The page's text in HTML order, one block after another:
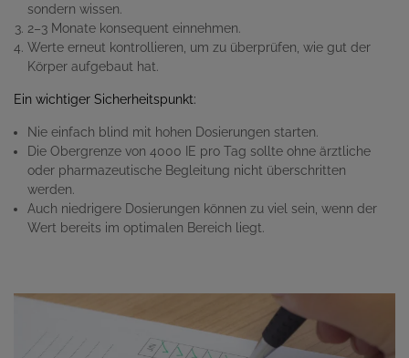
sondern wissen.
2–3 Monate konsequent einnehmen.
Werte erneut kontrollieren, um zu überprüfen, wie gut der
Körper aufgebaut hat.
Ein wichtiger Sicherheitspunkt:
Nie einfach blind mit hohen Dosierungen starten.
Die Obergrenze von 4000 IE pro Tag sollte ohne ärztliche
oder pharmazeutische Begleitung nicht überschritten
werden.
Auch niedrigere Dosierungen können zu viel sein, wenn der
Wert bereits im optimalen Bereich liegt.